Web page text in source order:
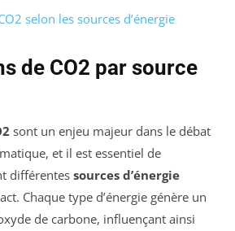
selon les sources d’énergie
de CO2 par source
sont un enjeu majeur dans le débat
et il est essentiel de
différentes sources d’énergie
Chaque type d’énergie génère un
de carbone, influençant ainsi